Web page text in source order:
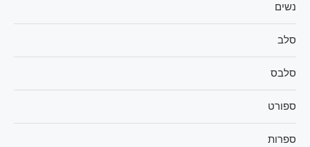
נשים
סלב
סלבס
ספורט
ספרות